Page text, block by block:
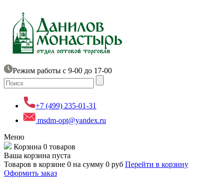
Режим работы с 9-00 до 17-00
+7 (499) 235-01-31
msdm-opt@yandex.ru
Меню
Корзина 0 товаров
Ваша корзина пуста
Товаров в корзине 0 на сумму 0 руб Перейти в корзину
Оформить заказ